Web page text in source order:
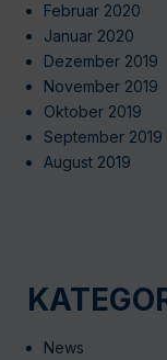
Februar 2020
Januar 2020
Dezember 2019
November 2019
Oktober 2019
September 2019
August 2019
News